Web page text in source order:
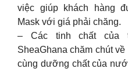
việc giúp khách hàng
Mask với giá phải chăng.
– Các tinh chất của
SheaGhana chăm chút
cùng dưỡng chất của